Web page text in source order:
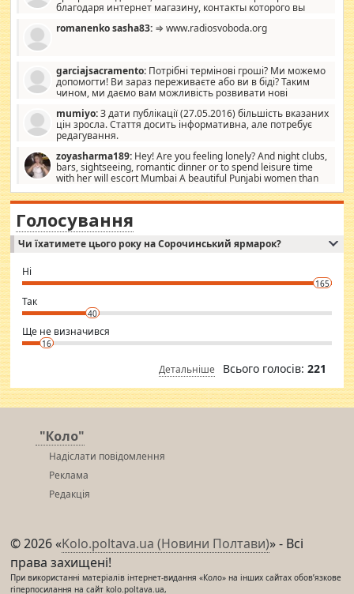
мебель, а это не последний фактор.
благодаря интернет магазину, контакты которого вы
romanenko sasha83: ⇒ www.radiosvoboda.org
garciajsacramento: Потрібні термінові гроші? Ми можемо
допомогти! Ви зараз переживаєте або ви в біді? Таким
чином, ми даємо вам можливість розвивати нові
допомагати людям, які намагаються дати їм шанс. Кожен
заслуговує на другий шанс, і, оскільки влада не зможе, вони
повинні приймати від інших. Для нас нема багато суми, і зрілість
витрат, а тільки узгоджених сум і нічого іншого. Не чекайте і не
коментуйте цей пост. Введіть суму, яку ви хочете подати, і ми
зв'яжемося з вами з усіма варіантами. зв'яжіться з нами
сьогодні на garciajsacramento@gmail.com Вам потрібні термінові
гроші? Ми можемо допомогти!
mumiyo:З дати публікації (27.05.2016) більшість вказаних
цін зросла. Стаття досить інформативна, але потребує
редагування.
zoyasharma189: Hey! Are you feeling lonely? And night clubs,
bars, sightseeing, romantic dinner or to spend leisure time
with her will escort Mumbai A beautiful Punjabi women than
sexy escort companion in arms that you guys feel like 5 star luxury
hotel had to spend the night in their search for loved solitaire free
woman "Love Solitaire" beautiful figure and shapely body shapes.
Independent escort in Mumbai, truthful, friendly and cheerful girl.
WhatsApp via an easily can see the latest pictures of her body and the
want to meet new people. Sakshi Mirchandani health and figure
conscious in order to keep yourself fit and regularly go to the health
club.
⇒ sakshimirchandani.com
Голосування
Чи їхатимете цього року на Сорочинський ярмарок?
Ні
165
Так
40
Ще не визначився
16
Детальніше Всього голосів: 221
"Коло"
Надіслати повідомлення
Реклама
Редакція
© 2026 «Kolo.poltava.ua (Новини Полтави)» - Всі
права захищені!
При використанні матеріалів інтернет-видання «Коло» на інших сайтах обов’язкове
гіперпосилання на сайт kolo.poltava.ua,